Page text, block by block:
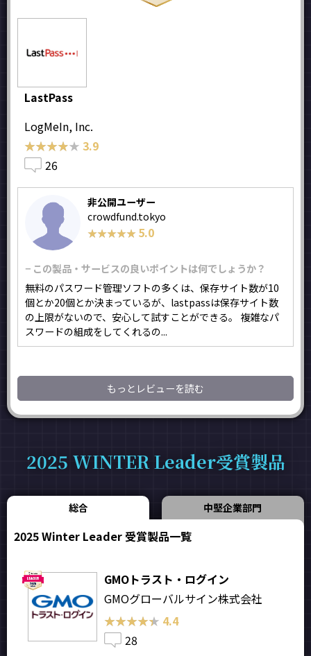
LastPass
LogMeIn, Inc.
★★★★★
★★★★★ 3.9
26
非公開ユーザー
crowdfund.tokyo
★★★★★
★★★★★ 5.0
− この製品・サービスの良いポイントは何でしょうか？
無料のパスワード管理ソフトの多くは、保存サイト数が10
個とか20個とか決まっているが、lastpassは保存サイト数
の上限がないので、安心して試すことができる。 複雑なパ
スワードの組成をしてくれるの...
もっとレビューを読む
2025 WINTER Leader受賞製品
総合 中堅企業部門
2025 Winter Leader 受賞製品一覧
GMOトラスト・ログイン
GMOグローバルサイン株式会社
★★★★★
★★★★★ 4.4
28